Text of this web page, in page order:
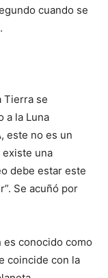
cuando se
Tierra se
a la Luna
este no es un
una
debe estar este
Se acuñó por
es conocido como
coincide con la